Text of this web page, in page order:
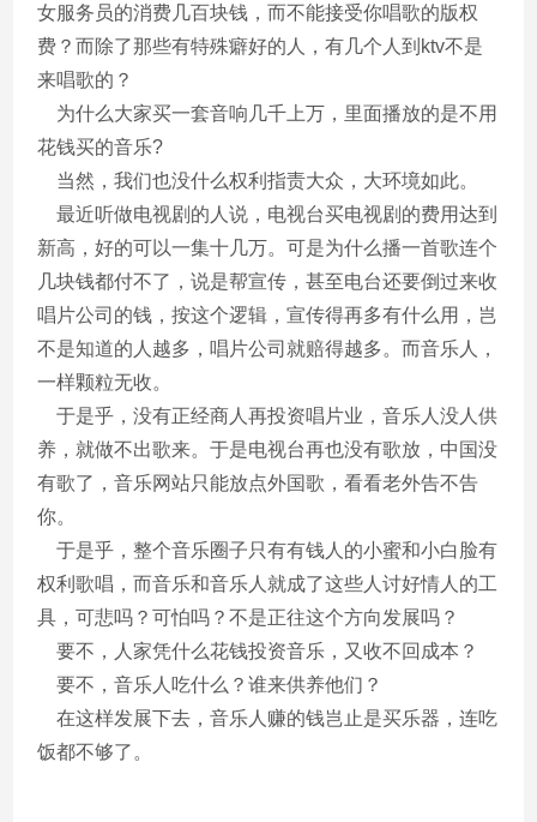
女服务员的消费几百块钱，而不能接受你唱歌的版权
费？而除了那些有特殊癖好的人，有几个人到ktv不是
来唱歌的？
为什么大家买一套音响几千上万，里面播放的是不用
花钱买的音乐?
当然，我们也没什么权利指责大众，大环境如此。
最近听做电视剧的人说，电视台买电视剧的费用达到
新高，好的可以一集十几万。可是为什么播一首歌连个
几块钱都付不了，说是帮宣传，甚至电台还要倒过来收
唱片公司的钱，按这个逻辑，宣传得再多有什么用，岂
不是知道的人越多，唱片公司就赔得越多。而音乐人，
一样颗粒无收。
于是乎，没有正经商人再投资唱片业，音乐人没人供
养，就做不出歌来。于是电视台再也没有歌放，中国没
有歌了，音乐网站只能放点外国歌，看看老外告不告
你。
于是乎，整个音乐圈子只有有钱人的小蜜和小白脸有
权利歌唱，而音乐和音乐人就成了这些人讨好情人的工
具，可悲吗？可怕吗？不是正往这个方向发展吗？
要不，人家凭什么花钱投资音乐，又收不回成本？
要不，音乐人吃什么？谁来供养他们？
在这样发展下去，音乐人赚的钱岂止是买乐器，连吃
饭都不够了。